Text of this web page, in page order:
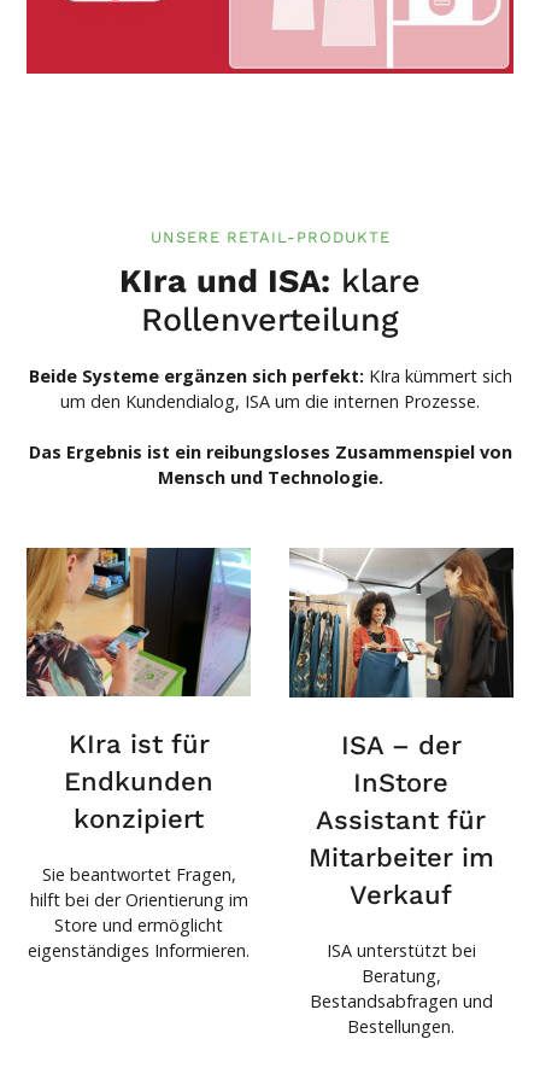
UNSERE RETAIL-PRODUKTE
KIra und ISA: klare
Rollenverteilung
Beide Systeme ergänzen sich perfekt: KIra kümmert sich
um den Kundendialog, ISA um die internen Prozesse.
Das Ergebnis ist ein reibungsloses Zusammenspiel von
Mensch und Technologie.
KIra ist für
Endkunden
konzipiert
Sie beantwortet Fragen,
hilft bei der Orientierung im
Store und ermöglicht
eigenständiges Informieren.
ISA – der
InStore
Assistant für
Mitarbeiter im
Verkauf
ISA unterstützt bei
Beratung,
Bestandsabfragen und
Bestellungen.